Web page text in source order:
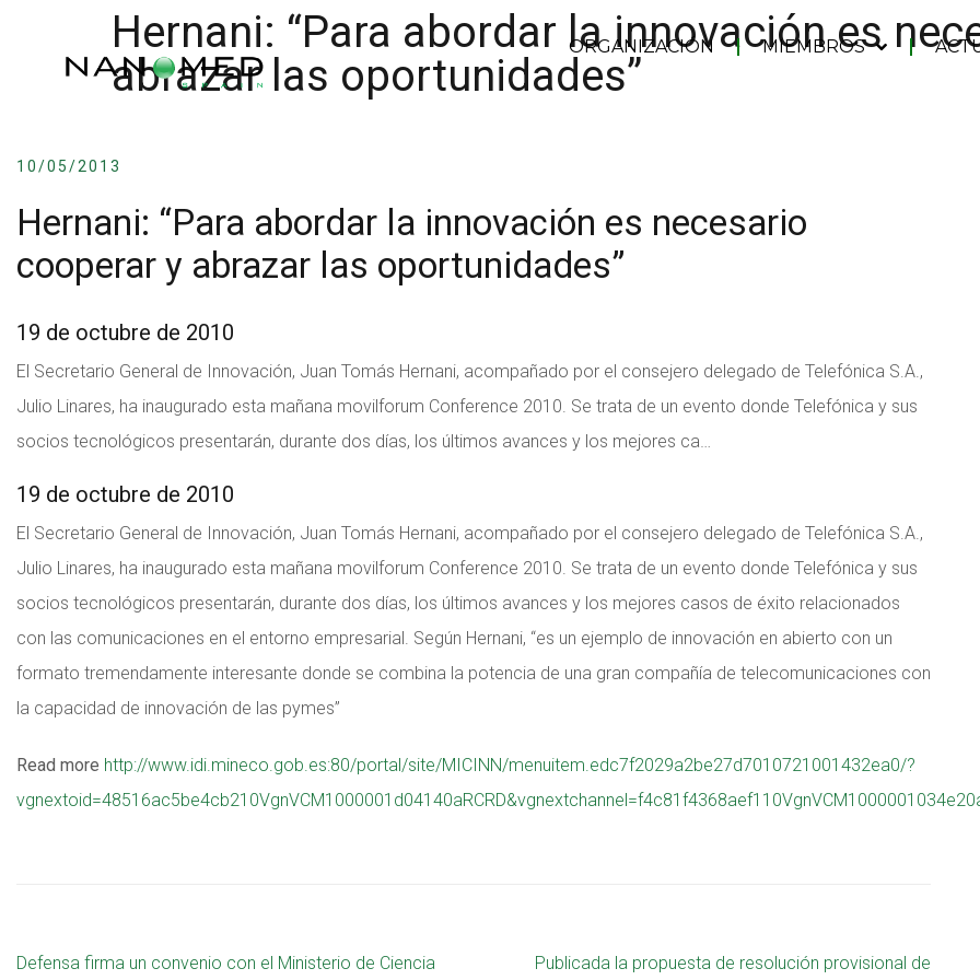
ORGANIZACIÓN MIEMBROS
Hernani: “Para abordar la innovación es
abrazar las oportunidades”
10/05/2013
Hernani: “Para abordar la innovación es necesario
cooperar y abrazar las oportunidades”
19 de octubre de 2010
El Secretario General de Innovación, Juan Tomás Hernani, acompañado por el consejero delegado de Telefónica S.A.,
Julio Linares, ha inaugurado esta mañana movilforum Conference 2010. Se trata de un evento donde Telefónica y sus
socios tecnológicos presentarán, durante dos días, los últimos avances y los mejores ca…
19 de octubre de 2010
El Secretario General de Innovación, Juan Tomás Hernani, acompañado por el consejero delegado de Telefónica S.A.,
Julio Linares, ha inaugurado esta mañana movilforum Conference 2010. Se trata de un evento donde Telefónica y sus
socios tecnológicos presentarán, durante dos días, los últimos avances y los mejores casos de éxito relacionados
con las comunicaciones en el entorno empresarial. Según Hernani, “es un ejemplo de innovación en abierto con un
formato tremendamente interesante donde se combina la potencia de una gran compañía de telecomunicaciones con
la capacidad de innovación de las pymes”
Read more http://www.idi.mineco.gob.es:80/portal/site/MICINN/menuitem.edc7f2029a2be27d7010721001432ea0/?
Defensa firma un convenio con el Ministerio de Ciencia
Publicada la propuesta de resolución provisional de